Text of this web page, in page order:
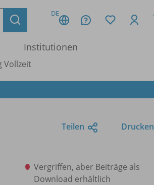
DE
Institutionen
Vollzeit
Teilen Drucken
Vergriffen, aber Beiträge als
Download erhältlich